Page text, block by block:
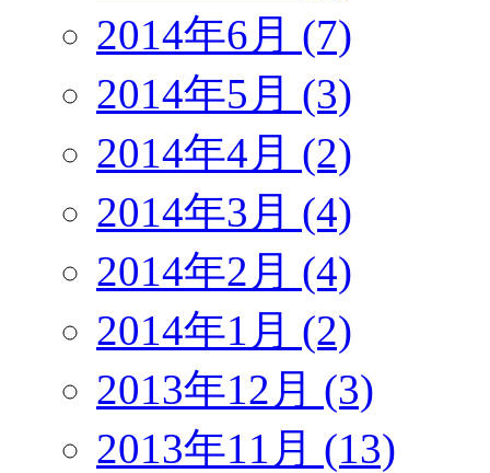
2014年6月 (7)
2014年5月 (3)
2014年4月 (2)
2014年3月 (4)
2014年2月 (4)
2014年1月 (2)
2013年12月 (3)
2013年11月 (13)